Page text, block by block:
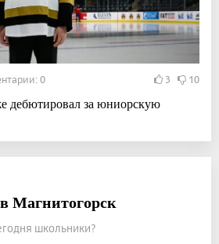
0 3 10
дебютировал за юниорскую
Магнитогорск
школьники?